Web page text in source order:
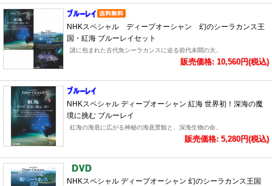
NHKスペシャル ディープオーシャン 幻のシーラカンス王
国・紅海 ブルーレイセット
謎に包まれた古代魚シーラカンスに迫る前代未聞の大..
販売価格: 10,560円(税込)
NHKスペシャル ディープオーシャン 紅海 世界初！深海の魔
境に挑む ブルーレイ
紅海の海底に広がる神秘の海底景観と、深海生物の命..
販売価格: 5,280円(税込)
NHKスペシャル ディープオーシャン 幻のシーラカンス王国